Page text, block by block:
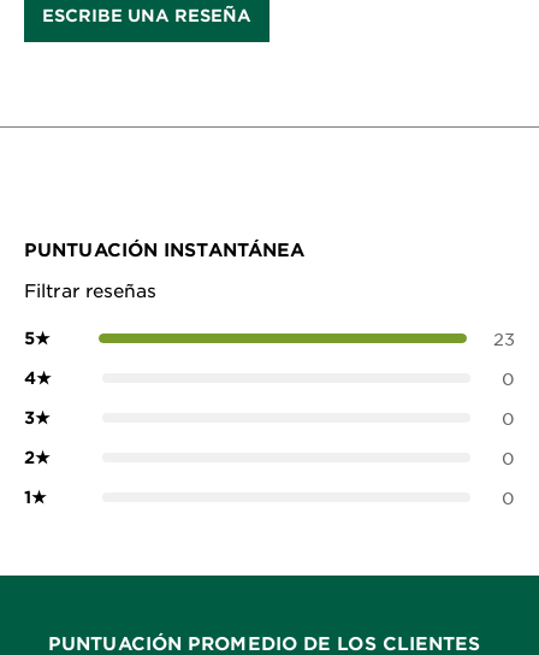
ESCRIBE UNA RESEÑA
PUNTUACIÓN INSTANTÁNEA
Filtrar reseñas
5★ 23
4★ 0
3★ 0
2★ 0
1★ 0
PUNTUACIÓN PROMEDIO DE LOS CLIENTES